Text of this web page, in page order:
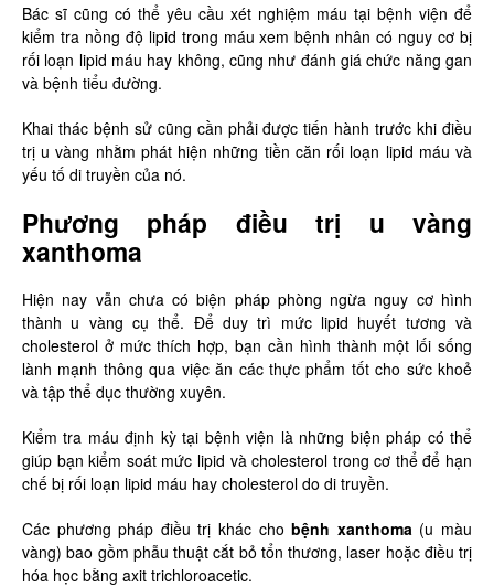
Bác sĩ cũng có thể yêu cầu xét nghiệm máu tại bệnh viện để
kiểm tra nồng độ lipid trong máu xem bệnh nhân có nguy cơ bị
rối loạn lipid máu hay không, cũng như đánh giá chức năng gan
và bệnh tiểu đường.
Khai thác bệnh sử cũng cần phải được tiến hành trước khi điều
trị u vàng nhằm phát hiện những tiền căn rối loạn lipid máu và
yếu tố di truyền của nó.
Phương pháp điều trị u vàng
xanthoma
Hiện nay vẫn chưa có biện pháp phòng ngừa nguy cơ hình
thành u vàng cụ thể. Để duy trì mức lipid huyết tương và
cholesterol ở mức thích hợp, bạn cần hình thành một lối sống
lành mạnh thông qua việc ăn các thực phẩm tốt cho sức khoẻ
và tập thể dục thường xuyên.
Kiểm tra máu định kỳ tại bệnh viện là những biện pháp có thể
giúp bạn kiểm soát mức lipid và cholesterol trong cơ thể để hạn
chế bị rối loạn lipid máu hay cholesterol do di truyền.
Các phương pháp điều trị khác chobệnh xanthoma (u màu
vàng) bao gồm phẫu thuật cắt bỏ tổn thương, laser hoặc điều trị
hóa học bằng axit trichloroacetic.